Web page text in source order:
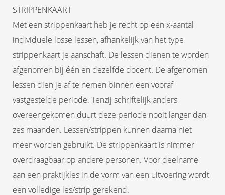
STRIPPENKAART
Met een strippenkaart heb je recht op een x-aantal
individuele losse lessen, afhankelijk van het type
strippenkaart je aanschaft. De lessen dienen te worden
afgenomen bij één en dezelfde docent. De afgenomen
lessen dien je af te nemen binnen een vooraf
vastgestelde periode. Tenzij schriftelijk anders
overeengekomen duurt deze periode nooit langer dan
zes maanden. Lessen/strippen kunnen daarna niet
meer worden gebruikt. De strippenkaart is nimmer
overdraagbaar op andere personen. Voor deelname
aan een praktijkles in de vorm van een uitvoering wordt
een volledige les/strip gerekend.